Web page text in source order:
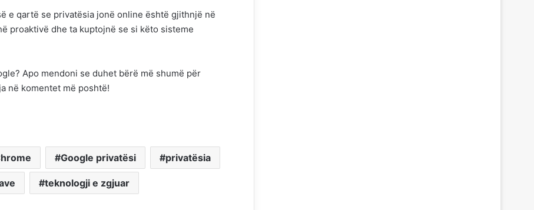
e qartë se privatësia jonë online është gjithnjë në
proaktivë dhe ta kuptojnë se si këto sisteme
Apo mendoni se duhet bërë më shumë për
në komentet më poshtë!
Google privatësi privatësia
teknologji e zgjuar